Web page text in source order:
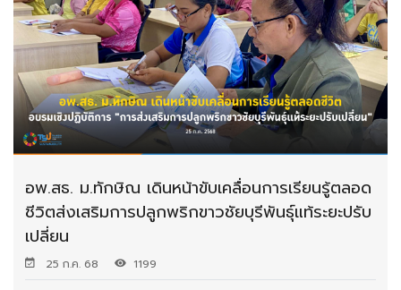
อพ.สธ. ม.ทักษิณ เดินหน้าขับเคลื่อนการเรียนรู้ตลอด
ชีวิตส่งเสริมการปลูกพริกขาวชัยบุรีพันธุ์แท้ระยะปรับ
เปลี่ยน
25 ก.ค. 68 1199